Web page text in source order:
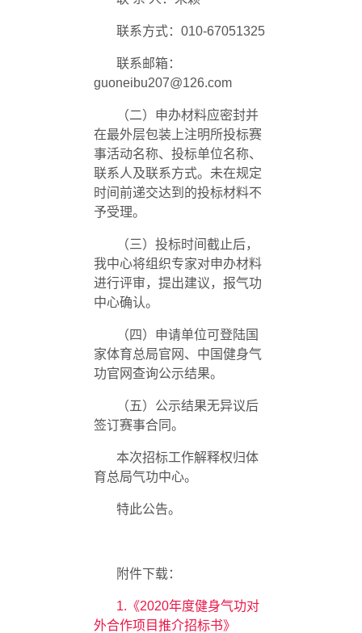
联系方式： 010-67051325
联系邮箱：
guoneibu207@126.com
（二）申办材料应密封并
在最外层包装上注明所投标赛
事活动名称、投标单位名称、
联系人及联系方式。未在规定
时间前递交达到的投标材料不
予受理。
（三）投标时间截止后，
我中心将组织专家对申办材料
进行评审，提出建议，报气功
中心确认。
（四）申请单位可登陆国
家体育总局官网、中国健身气
功官网查询公示结果。
（五）公示结果无异议后
签订赛事合同。
本次招标工作解释权归体
育总局气功中心。
特此公告。
附件下载：
1.《2020年度健身气功对
外合作项目推介招标书》